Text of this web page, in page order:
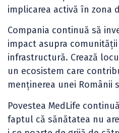
implicarea activă în zona
Compania continuă să
impact asupra
infrastructură. Crează
un ecosistem care
menținerea unei Românii
Povestea MedLife
faptul că sănătatea nu